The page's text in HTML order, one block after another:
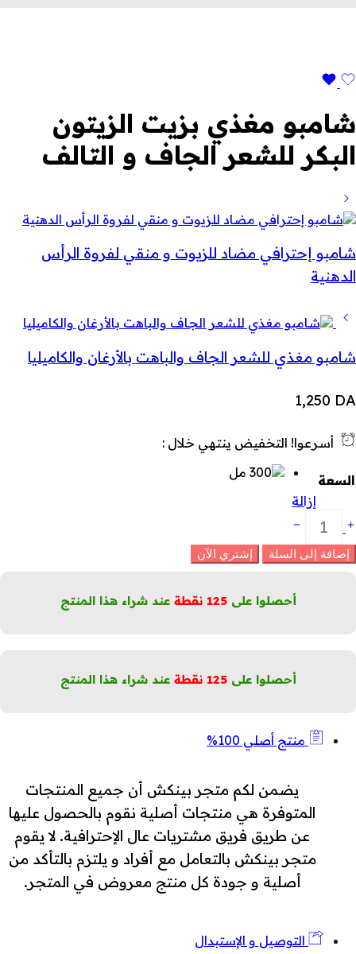
شامبو مغذي بزيت الزيتون
البكر للشعر الجاف و التالف
شامبو إحترافي مضاد للزيوت و منقي لفروة الرأس
الدهنية
شامبو مغذي للشعر الجاف والباهت بالأرغان والكاميليا
1,250 DA
أسرعوا! التخفيض ينتهي خلال :
السعة
إزالة
مغذي
بزيت
الزيتون
إضافة إلى السلة إشتري الآن
أحصلوا على125 نقطة عند شراء هذا المنتج
أحصلوا على125 نقطة عند شراء هذا المنتج
منتج أصلي 100%
يضمن لكم متجر بينكش أن جميع المنتجات
المتوفرة هي منتجات أصلية نقوم بالحصول عليها
عن طريق فريق مشتريات عال الإحترافية. لا يقوم
متجر بينكش بالتعامل مع أفراد و يلتزم بالتأكد من
أصلية و جودة كل منتج معروض في المتجر.
التوصيل و الإستبدال